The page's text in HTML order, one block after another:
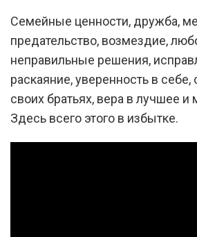
Семейные ценности, дружба,
предательство, возмездие,
неправильные решения,
раскаяние, уверенность в себе,
своих братьях, вера в лучшее и
Здесь всего этого в избытке.